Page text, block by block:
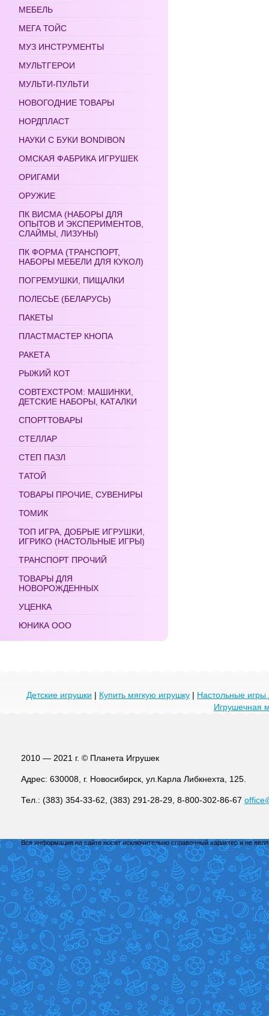
МЕБЕЛЬ
МЕГА ТОЙС
МУЗ ИНСТРУМЕНТЫ
МУЛЬТГЕРОИ
МУЛЬТИ-ПУЛЬТИ
НОВОГОДНИЕ ТОВАРЫ
НОРДПЛАСТ
НАУКИ С БУКИ BONDIBON
ОМСКАЯ ФАБРИКА ИГРУШЕК
ОРИГАМИ
ОРУЖИЕ
ПК ВИСМА (НАБОРЫ ДЛЯ
ОПЫТОВ И ЭКСПЕРИМЕНТОВ,
СЛАЙМЫ, ЛИЗУНЫ)
ПК ФОРМА (ТРАНСПОРТ,
НАБОРЫ МЕБЕЛИ ДЛЯ КУКОЛ)
ПОГРЕМУШКИ, ПИЩАЛКИ
ПОЛЕСЬЕ (БЕЛАРУСЬ)
ПАКЕТЫ
ПЛАСТМАСТЕР КНОПА
РАКЕТА
РЫЖИЙ КОТ
СОВТЕХСТРОМ: МАШИНКИ,
ДЕТСКИЕ НАБОРЫ, КАТАЛКИ
СПОРТТОВАРЫ
СТЕЛЛАР
СТЕП ПАЗЛ
ТАТОЙ
ТОВАРЫ ПРОЧИЕ, СУВЕНИРЫ
ТОМИК
ТОП ИГРА, ДОБРЫЕ ИГРУШКИ,
ИГРИКО (НАСТОЛЬНЫЕ ИГРЫ)
ТРАНСПОРТ ПРОЧИЙ
ТОВАРЫ ДЛЯ
НОВОРОЖДЕННЫХ
УЦЕНКА
ЮНИКА ООО
Детские игрушки | Купить мягкую игрушку | Настольные игры
Игрушечная
2010 — 2021 г. © Планета Игрушек
Адрес: 630008, г. Новосибирск, ул.Карла Либкнехта, 125.
Тел.: (383) 354-33-62, (383) 291-28-29, 8-800-302-86-67
Вся информация на сайте носит исключительно справочный характер и не